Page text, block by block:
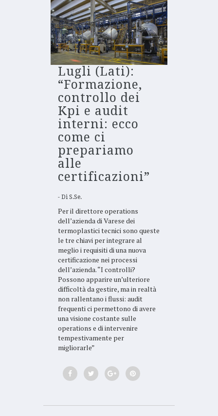
Lugli (Lati):
“Formazione,
controllo dei
Kpi e audit
interni: ecco
come ci
prepariamo
alle
certificazioni”
Di S.Se.
Per il direttore operations
dell’azienda di Varese dei
termoplastici tecnici sono queste
le tre chiavi per integrare al
meglio i requisiti di una nuova
certificazione nei processi
dell’azienda. “I controlli?
Possono apparire un’ulteriore
difficoltà da gestire, ma in realtà
non rallentano i flussi: audit
frequenti ci permettono di avere
una visione costante sulle
operations e di intervenire
tempestivamente per
migliorarle”